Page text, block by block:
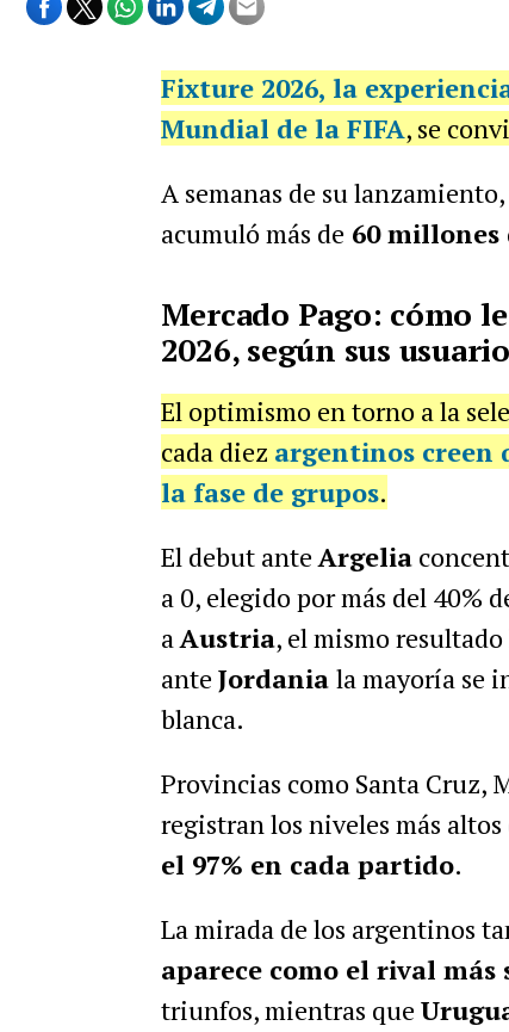
Fixture 2026, la
Mundial de la FIFA, se
A semanas de su
acumuló más de 60 millones
Mercado Pago: cómo
2026, según sus
El optimismo en torno a la
cada diez argentinos creen
la fase de grupos.
El debut anteArgelia
a 0, elegido por más del 40%
aAustria, el mismo
ante Jordania la mayoría se
blanca.
Provincias como Santa Cruz,
registran los niveles más
el 97% en cada partido.
La mirada de los argentinos
aparece como el rival más
triunfos, mientras que